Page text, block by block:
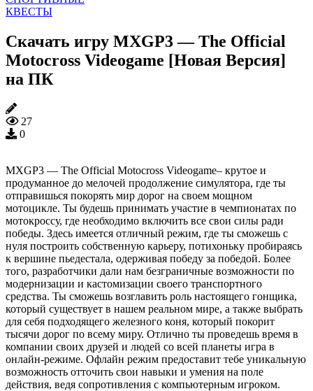
КВЕСТЫ
Скачать игру MXGP3 — The Official
Motocross Videogame [Новая Версия]
на ПК
27
0
MXGP3 — The Official Motocross Videogame– крутое и
продуманное до мелочей продолжение симулятора, где ты
отправишься покорять мир дорог на своем мощном
мотоцикле. Ты будешь принимать участие в чемпионатах по
мотокроссу, где необходимо включить все свои силы ради
победы. Здесь имеется отличный режим, где ты сможешь с
нуля построить собственную карьеру, потихоньку пробираясь
к вершине пьедестала, одерживая победу за победой. Более
того, разработчики дали нам безграничные возможности по
модернизации и кастомизации своего транспортного
средства. Ты сможешь возглавить роль настоящего гонщика,
который существует в нашем реальном мире, а также выбрать
для себя подходящего железного коня, который покорит
тысячи дорог по всему миру. Отлично ты проведешь время в
компании своих друзей и людей со всей планеты игра в
онлайн-режиме. Офлайн режим предоставит тебе уникальную
возможность отточить свои навыки и умения на поле
действия, ведя сопротивления с компьютерным игроком.